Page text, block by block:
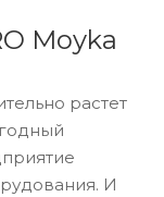
Moyka
растет
И